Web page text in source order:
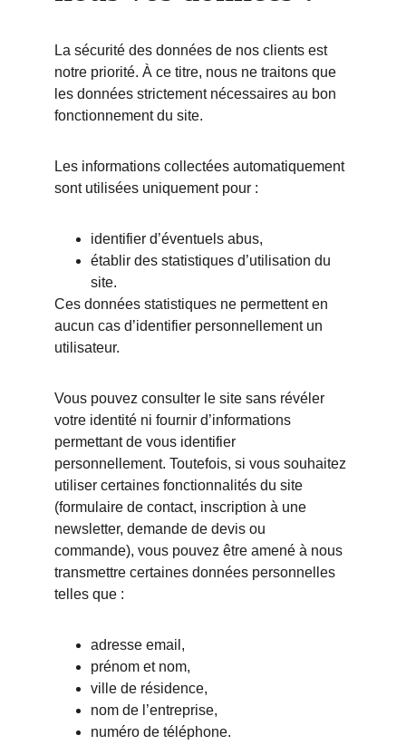
La sécurité des données de nos clients est
notre priorité. À ce titre, nous ne traitons que
les données strictement nécessaires au bon
fonctionnement du site.
Les informations collectées automatiquement
sont utilisées uniquement pour :
identifier d’éventuels abus,
établir des statistiques d’utilisation du
site.
Ces données statistiques ne permettent en
aucun cas d’identifier personnellement un
utilisateur.
Vous pouvez consulter le site sans révéler
votre identité ni fournir d’informations
permettant de vous identifier
personnellement. Toutefois, si vous souhaitez
utiliser certaines fonctionnalités du site
(formulaire de contact, inscription à une
newsletter, demande de devis ou
commande), vous pouvez être amené à nous
transmettre certaines données personnelles
telles que :
adresse email,
prénom et nom,
ville de résidence,
nom de l’entreprise,
numéro de téléphone.